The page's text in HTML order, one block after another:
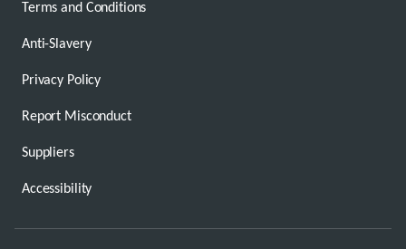
Terms and Conditions
Anti-Slavery
Privacy Policy
Report Misconduct
Suppliers
Accessibility